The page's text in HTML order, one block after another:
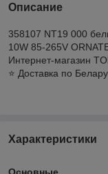
Описание
358107 NT19 000
10W 85-265V
Интернет-магазин
⭐️ Доставка по
Характеристики
Основные